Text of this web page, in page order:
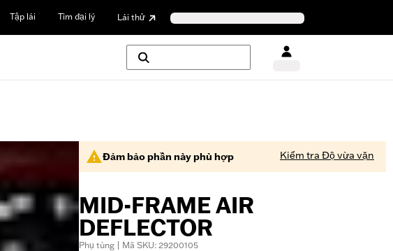
Tập lái Tìm đại lý Lái thử
Đảm bảo phần này phù hợp Kiểm tra Độ vừa vặn
MID-FRAME AIR
DEFLECTOR
Phụ tùng | Mã SKU: 29200105